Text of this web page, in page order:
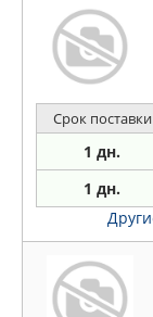
Срок поставки
1 дн.
1 дн.